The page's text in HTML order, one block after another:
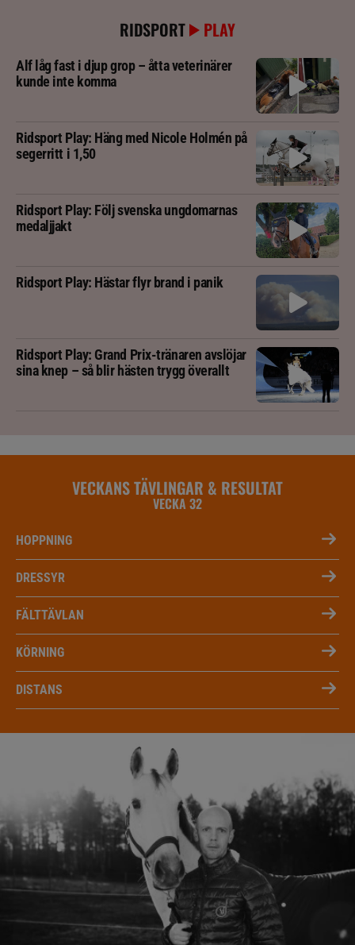
RIDSPORT PLAY
Alf låg fast i djup grop – åtta veterinärer
kunde inte komma
Ridsport Play: Häng med Nicole Holmén på
segerritt i 1,50
Ridsport Play: Följ svenska ungdomarnas
medaljjakt
Ridsport Play: Hästar flyr brand i panik
Ridsport Play: Grand Prix-tränaren avslöjar
sina knep – så blir hästen trygg överallt
VECKANS TÄVLINGAR & RESULTAT
VECKA 32
HOPPNING
DRESSYR
FÄLTTÄVLAN
KÖRNING
DISTANS